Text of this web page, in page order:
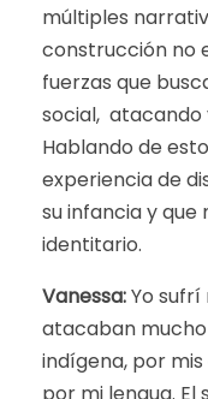
múltiples
construcción no
fuerzas que
social, atacando
Hablando de
experiencia de
su infancia y
identitario.
Vanessa:Yo
atacaban
indígena, por